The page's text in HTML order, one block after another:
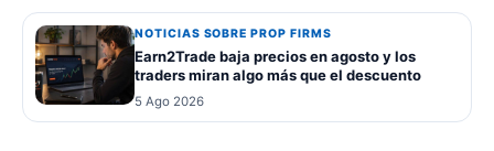
NOTICIAS SOBRE PROP FIRMS
Earn2Trade baja precios en agosto y los
traders miran algo más que el descuento
5 Ago 2026